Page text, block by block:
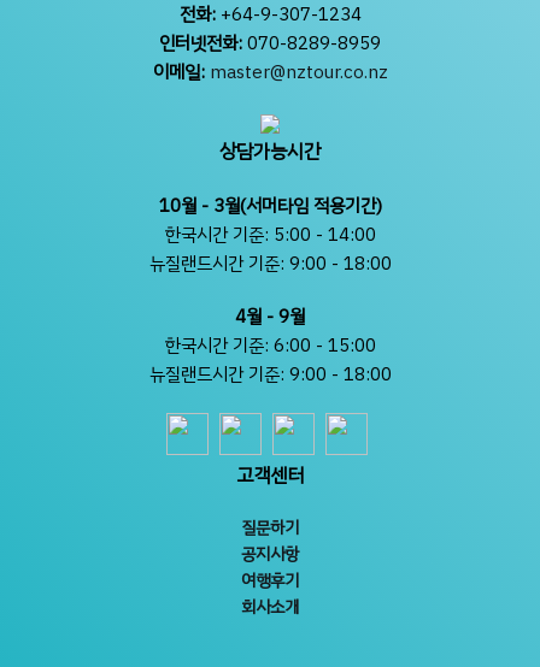
전화:+64-9-307-1234
인터넷전화:070-8289-8959
이메일: master@nztour.co.nz
상담가능시간
10월 - 3월(서머타임 적용기간)
한국시간 기준: 5:00 - 14:00
뉴질랜드시간 기준: 9:00 - 18:00
4월 - 9월
한국시간 기준: 6:00 - 15:00
뉴질랜드시간 기준: 9:00 - 18:00
고객센터
질문하기
공지사항
여행후기
회사소개